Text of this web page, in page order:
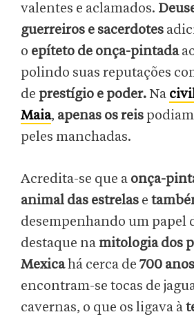
valentes e aclamados.
guerreiros e sacerdotes
o epíteto de onça-pintada
polindo suas reputações
de prestígio e poder. Na
Maia, apenas os reis
peles manchadas.
Acredita-se que a onça-
animal das estrelas e
desempenhando um papel
destaque na mitologia dos
Mexicahá cerca de 700 anos
encontram-se tocas de
cavernas, o que os ligava à